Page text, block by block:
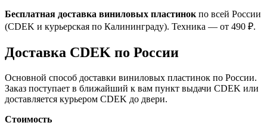
Бесплатная доставка виниловых пластинок по всей России
(CDEK и курьерская по Калининграду). Техника — от 490 ₽.
Доставка CDEK по России
Основной способ доставки виниловых пластинок по России.
Заказ поступает в ближайший к вам пункт выдачи CDEK или
доставляется курьером CDEK до двери.
Стоимость